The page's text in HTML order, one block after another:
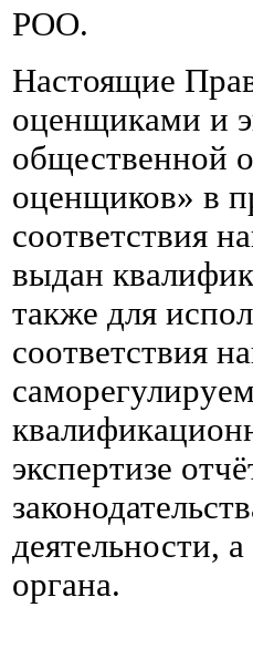
РОО.
Настоящие
оценщиками и
общественной
оценщиков» в
соответствия
выдан
также для
соответствия
экспертизе
деятельности,
органа.